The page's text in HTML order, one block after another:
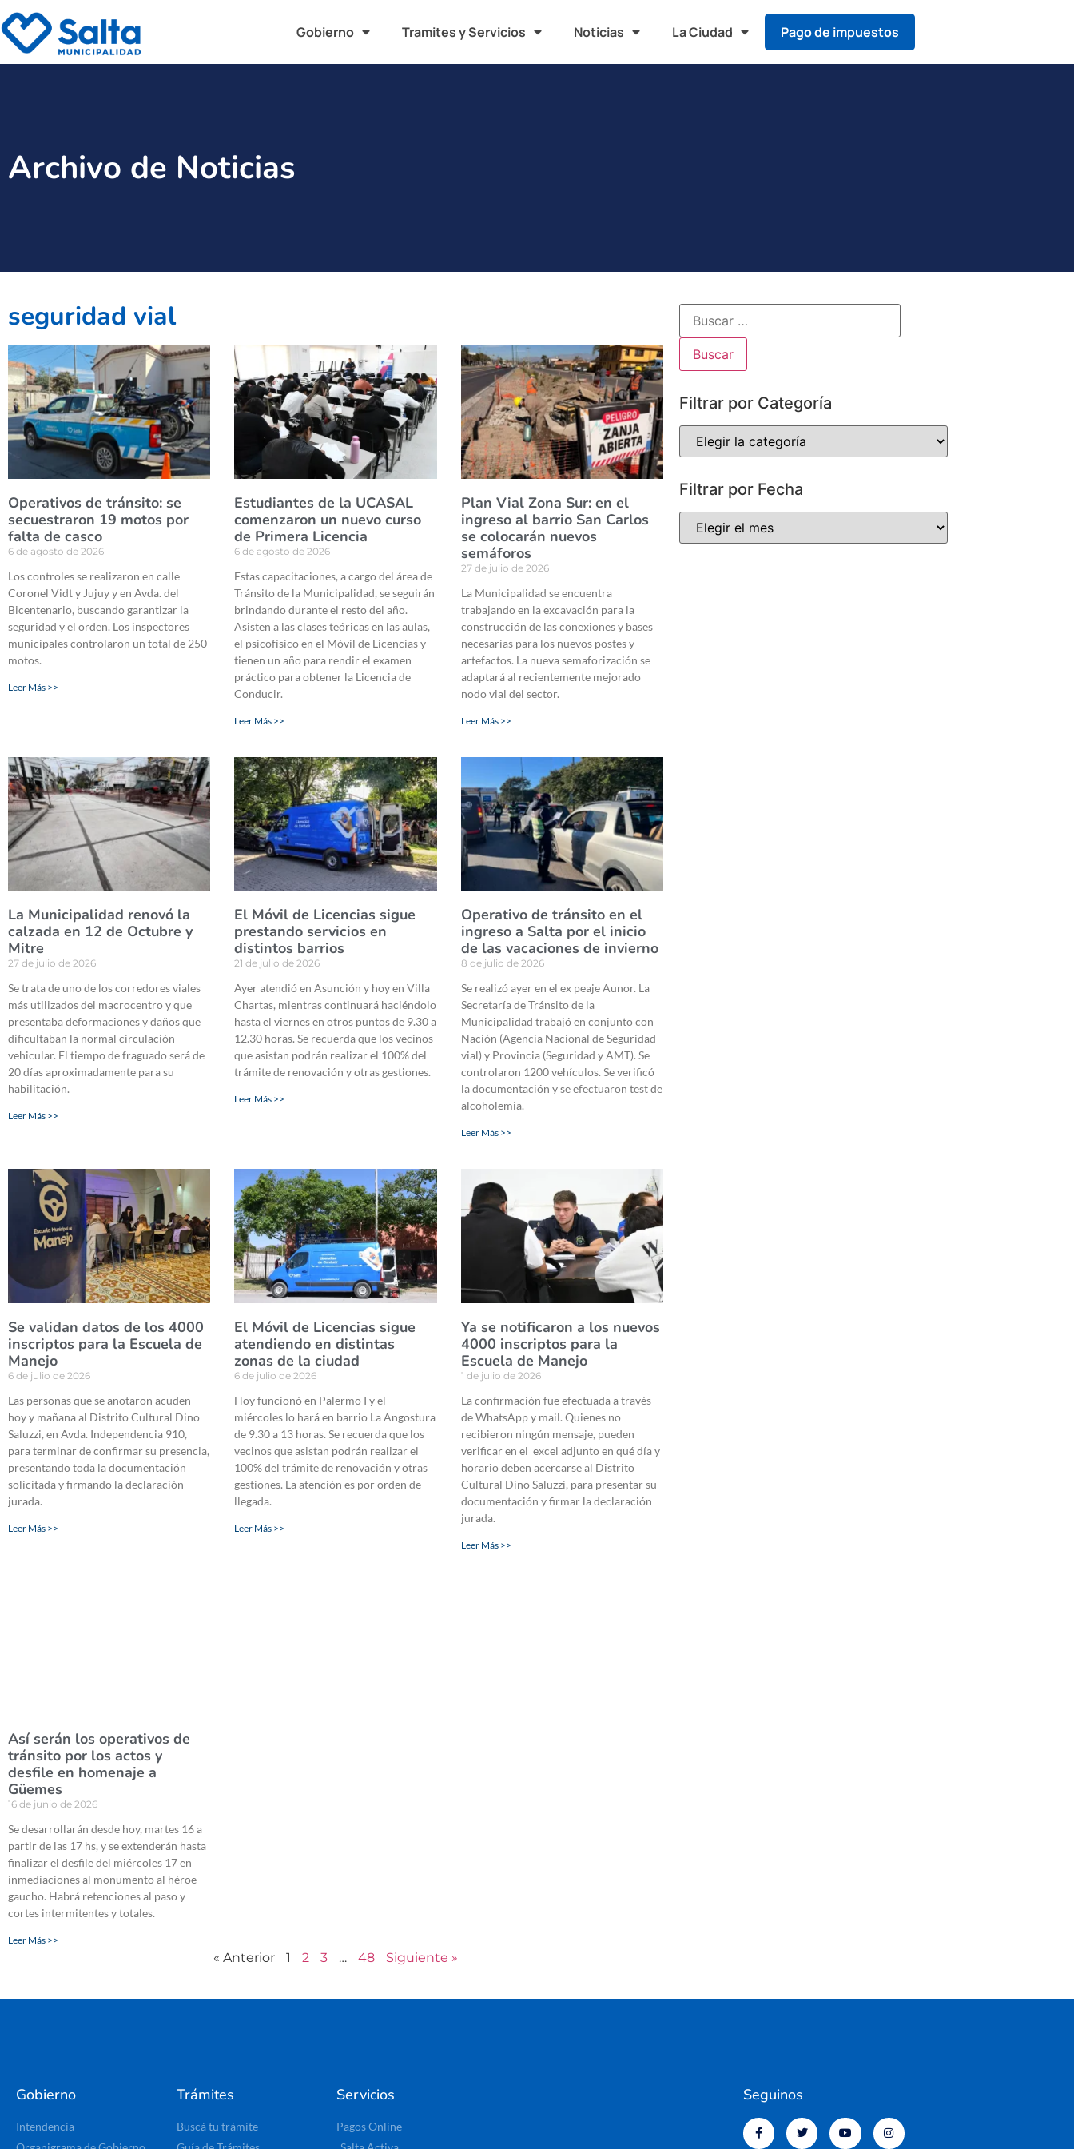
Gobierno Tramites y Servicios Noticias La Ciudad Pago de impuestos
Archivo de Noticias
seguridad vial
Operativos de tránsito: se
secuestraron 19 motos por
falta de casco
6 de agosto de 2026
Los controles se realizaron en calle
Coronel Vidt y Jujuy y en Avda. del
Bicentenario, buscando garantizar la
seguridad y el orden. Los inspectores
municipales controlaron un total de 250
motos.
Leer Más >>
Estudiantes de la UCASAL
comenzaron un nuevo curso
de Primera Licencia
6 de agosto de 2026
Estas capacitaciones, a cargo del área de
Tránsito de la Municipalidad, se seguirán
brindando durante el resto del año.
Asisten a las clases teóricas en las aulas,
el psicofísico en el Móvil de Licencias y
tienen un año para rendir el examen
práctico para obtener la Licencia de
Conducir.
Leer Más >>
Plan Vial Zona Sur: en el
ingreso al barrio San Carlos
se colocarán nuevos
semáforos
27 de julio de 2026
La Municipalidad se encuentra
trabajando en la excavación para la
construcción de las conexiones y bases
necesarias para los nuevos postes y
artefactos. La nueva semaforización se
adaptará al recientemente mejorado
nodo vial del sector.
Leer Más >>
La Municipalidad renovó la
calzada en 12 de Octubre y
Mitre
27 de julio de 2026
Se trata de uno de los corredores viales
más utilizados del macrocentro y que
presentaba deformaciones y daños que
dificultaban la normal circulación
vehicular. El tiempo de fraguado será de
20 días aproximadamente para su
habilitación.
Leer Más >>
El Móvil de Licencias sigue
prestando servicios en
distintos barrios
21 de julio de 2026
Ayer atendió en Asunción y hoy en Villa
Chartas, mientras continuará haciéndolo
hasta el viernes en otros puntos de 9.30 a
12.30 horas. Se recuerda que los vecinos
que asistan podrán realizar el 100% del
trámite de renovación y otras gestiones.
Leer Más >>
Operativo de tránsito en el
ingreso a Salta por el inicio
de las vacaciones de invierno
8 de julio de 2026
Se realizó ayer en el ex peaje Aunor. La
Secretaría de Tránsito de la
Municipalidad trabajó en conjunto con
Nación (Agencia Nacional de Seguridad
vial) y Provincia (Seguridad y AMT). Se
controlaron 1200 vehículos. Se verificó
la documentación y se efectuaron test de
alcoholemia.
Leer Más >>
Se validan datos de los 4000
inscriptos para la Escuela de
Manejo
6 de julio de 2026
Las personas que se anotaron acuden
hoy y mañana al Distrito Cultural Dino
Saluzzi, en Avda. Independencia 910,
para terminar de confirmar su presencia,
presentando toda la documentación
solicitada y firmando la declaración
jurada.
Leer Más >>
El Móvil de Licencias sigue
atendiendo en distintas
zonas de la ciudad
6 de julio de 2026
Hoy funcionó en Palermo I y el
miércoles lo hará en barrio La Angostura
de 9.30 a 13 horas. Se recuerda que los
vecinos que asistan podrán realizar el
100% del trámite de renovación y otras
gestiones. La atención es por orden de
llegada.
Leer Más >>
Ya se notificaron a los nuevos
4000 inscriptos para la
Escuela de Manejo
1 de julio de 2026
La confirmación fue efectuada a través
de WhatsApp y mail. Quienes no
recibieron ningún mensaje, pueden
verificar en el excel adjunto en qué día y
horario deben acercarse al Distrito
Cultural Dino Saluzzi, para presentar su
documentación y firmar la declaración
jurada.
Leer Más >>
Así serán los operativos de
tránsito por los actos y
desfile en homenaje a
Güemes
16 de junio de 2026
Se desarrollarán desde hoy, martes 16 a
partir de las 17 hs, y se extenderán hasta
finalizar el desfile del miércoles 17 en
inmediaciones al monumento al héroe
gaucho. Habrá retenciones al paso y
cortes intermitentes y totales.
Leer Más >>
« Anterior 1 2 3 … 48 Siguiente »
Filtrar por Categoría
Filtrar por Fecha
Gobierno
Intendencia
Trámites
Buscá tu trámite
Servicios
Pagos Online
Seguinos